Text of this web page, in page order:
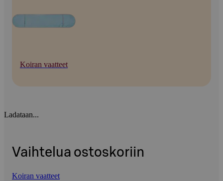
Koiran vaatteet
Ladataan...
Vaihtelua ostoskoriin
Koiran vaatteet